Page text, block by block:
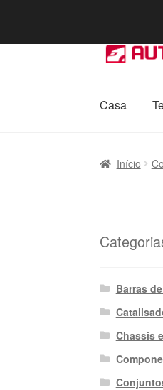
Ir
para
navegação
Saltar
para
conteúdo
Casa
Início
Barras
Chassis